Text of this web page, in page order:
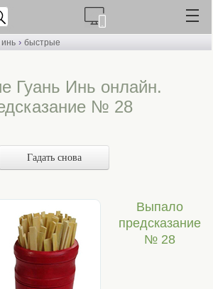
инь › быстрые
Гуань Инь онлайн.
№ 28
Гадать снова
Выпало
предсказание
№ 28